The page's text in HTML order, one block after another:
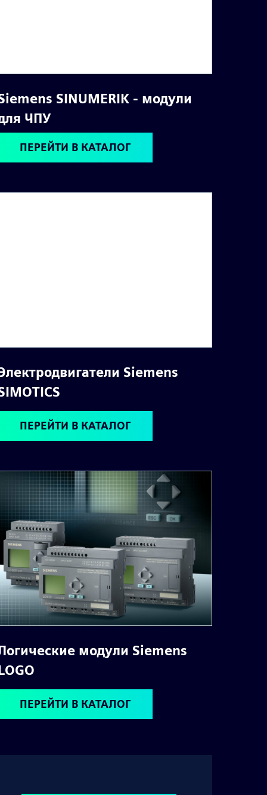
SINUMERIK - модули
ЧПУ
ПЕРЕЙТИ В КАТАЛОГ
Siemens
ПЕРЕЙТИ В КАТАЛОГ
модули Siemens
ПЕРЕЙТИ В КАТАЛОГ